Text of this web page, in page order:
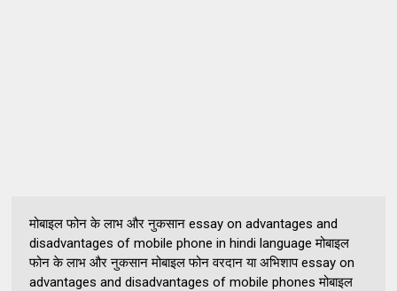
मोबाइल फोन के लाभ और नुकसान essay on advantages and
disadvantages of mobile phone in hindi language मोबाइल
फोन के लाभ और नुकसान मोबाइल फोन वरदान या अभिशाप essay on
advantages and disadvantages of mobile phones मोबाइल